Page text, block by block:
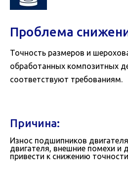
Проблема
Точность размеров и
обработанных композитных
соответствуют требованиям.
Причина:
Износ подшипников
двигателя, внешние помехи и
привести к снижению